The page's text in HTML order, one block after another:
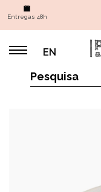
Entregas 48h
EN